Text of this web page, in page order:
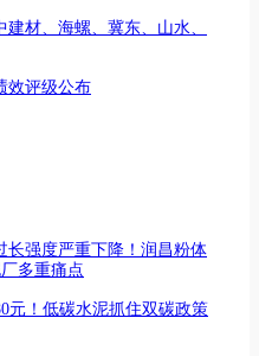
材、海螺、冀东、山水、
效评级公布
长强度严重下降！润昌粉体
多重痛点
元！低碳水泥抓住双碳政策